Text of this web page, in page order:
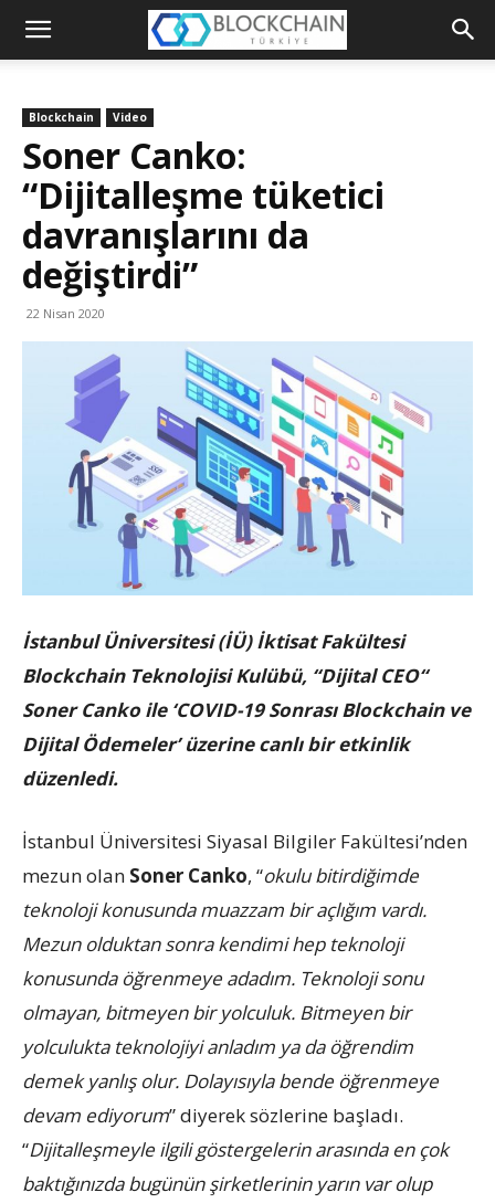
Blockchain
Blockchain Video
Soner Canko:
“Dijitalleşme tüketici
davranışlarını da
değiştirdi”
22 Nisan 2020
İstanbul Üniversitesi (İÜ) İktisat Fakültesi
Blockchain Teknolojisi Kulübü, “Dijital CEO“
Soner Canko ile ‘COVID-19 Sonrası Blockchain ve
Dijital Ödemeler’ üzerine canlı bir etkinlik
düzenledi.
İstanbul Üniversitesi Siyasal Bilgiler Fakültesi’nden
mezun olan Soner Canko, “okulu bitirdiğimde
teknoloji konusunda muazzam bir açlığım vardı.
Mezun olduktan sonra kendimi hep teknoloji
konusunda öğrenmeye adadım. Teknoloji sonu
olmayan, bitmeyen bir yolculuk. Bitmeyen bir
yolculukta teknolojiyi anladım ya da öğrendim
demek yanlış olur. Dolayısıyla bende öğrenmeye
devam ediyorum” diyerek sözlerine başladı.
“Dijitalleşmeyle ilgili göstergelerin arasında en çok
baktığınızda bugünün şirketlerinin yarın var olup